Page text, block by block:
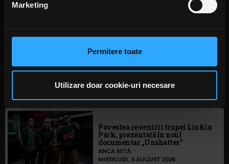
anunțurile, pentru a oferi funcții de rețele sociale și pentru
a analiza traficul. De asemenea, le oferim partenerilor de
privire la modul în care folosiți site-ul nostru. Aceștia le
pot combina cu alte informații oferite de dvs. sau culese
continuați să utilizați website-ul nostru, sunteți de acord
cu utilizarea modulelor noastre cookie.
Marketing
Permitere toate
Utilizare doar cookie-uri necesare
Festivalul Mamaia 2026
Povestea revenirii trupei Linkin
Park, prezentată în noul
documentar „Unshatter”
ANCA NIȚĂ
MIERCURI, 5 AUGUST 2026